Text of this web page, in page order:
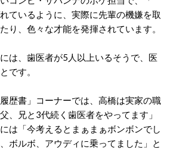
ているように、実際に先輩の機嫌を取
り、色々な才能を発揮されています。
は、歯医者が5人以上いるそうで、医
です。
歴書」コーナーでは、高橋は実家の職
、兄と3代続く歯医者をやってます」
は「今考えるとまぁまぁボンボンでし
ボルボ、アウディに乗ってました」と